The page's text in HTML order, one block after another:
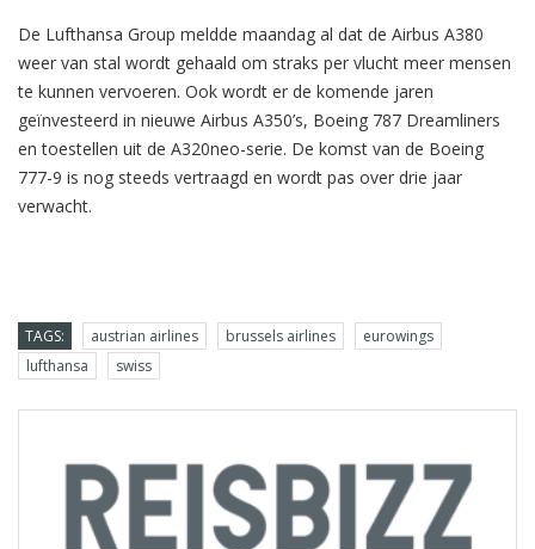
De Lufthansa Group meldde maandag al dat de Airbus A380
weer van stal wordt gehaald om straks per vlucht meer mensen
te kunnen vervoeren. Ook wordt er de komende jaren
geïnvesteerd in nieuwe Airbus A350’s, Boeing 787 Dreamliners
en toestellen uit de A320neo-serie. De komst van de Boeing
777-9 is nog steeds vertraagd en wordt pas over drie jaar
verwacht.
TAGS: austrian airlines brussels airlines
eurowings
lufthansa
swiss